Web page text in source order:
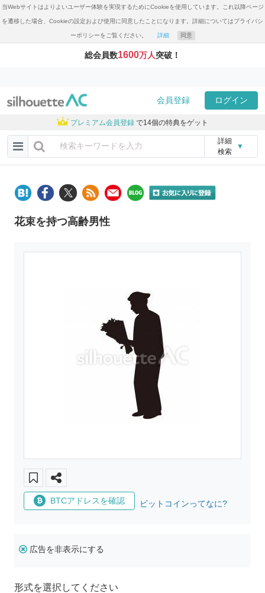
当Webサイトはよりよいユーザー体験を実現するためにCookieを使用しています。これ以降ページ
を遷移した場合、Cookieの設定および使用に同意したことになります。詳細についてはプライバシ
ーポリシーをご覧ください。 詳細 同意
総会員数1600万人突破！
会員登録 ログイン
プレミアム会員登録 で14個の特典をゲット
詳細
検索
▼
花束を持つ高齢男性
BTCアドレスを確認 ビットコインってなに?
広告を非表示にする
形式を選択してください